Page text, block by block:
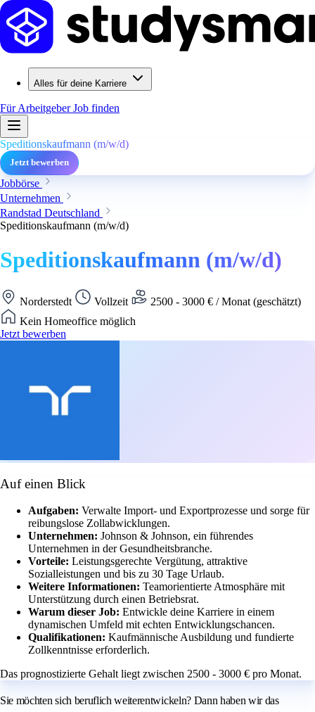
Alles für deine Karriere
Für ArbeitgeberJob finden
Speditionskaufmann (m/w/d)
Jetzt bewerben
Jobbörse
Unternehmen
Randstad Deutschland
Speditionskaufmann (m/w/d)
Speditionskaufmann (m/w/d)
Norderstedt Vollzeit
2500 - 3000 € / Monat (geschätzt)
Kein Homeoffice möglich
Jetzt bewerben
Auf einen Blick
Aufgaben: Verwalte Import- und Exportprozesse und sorge für
reibungslose Zollabwicklungen.
Unternehmen: Johnson & Johnson, ein führendes
Unternehmen in der Gesundheitsbranche.
Vorteile: Leistungsgerechte Vergütung, attraktive
Sozialleistungen und bis zu 30 Tage Urlaub.
Weitere Informationen: Teamorientierte Atmosphäre mit
Unterstützung durch einen Betriebsrat.
Warum dieser Job: Entwickle deine Karriere in einem
dynamischen Umfeld mit echten Entwicklungschancen.
Qualifikationen: Kaufmännische Ausbildung und fundierte
Zollkenntnisse erforderlich.
Das prognostizierte Gehalt liegt zwischen 2500 - 3000 € pro Monat.
Sie möchten sich beruflich weiterentwickeln? Dann haben wir das